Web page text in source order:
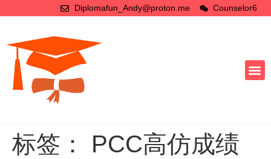
Diplomafun_Andy@proton.me Counselor6
标签： PCC高仿成绩